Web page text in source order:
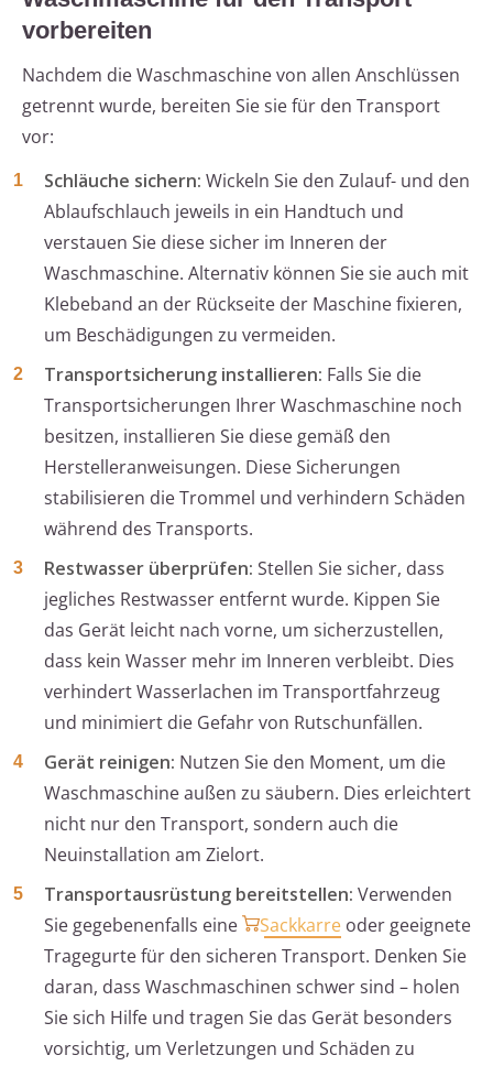
vorbereiten
Nachdem die Waschmaschine von allen Anschlüssen
getrennt wurde, bereiten Sie sie für den Transport
vor:
Schläuche sichern: Wickeln Sie den Zulauf- und den
Ablaufschlauch jeweils in ein Handtuch und
verstauen Sie diese sicher im Inneren der
Waschmaschine. Alternativ können Sie sie auch mit
Klebeband an der Rückseite der Maschine fixieren,
um Beschädigungen zu vermeiden.
Transportsicherung installieren: Falls Sie die
Transportsicherungen Ihrer Waschmaschine noch
besitzen, installieren Sie diese gemäß den
Herstelleranweisungen. Diese Sicherungen
stabilisieren die Trommel und verhindern Schäden
während des Transports.
Restwasser überprüfen: Stellen Sie sicher, dass
jegliches Restwasser entfernt wurde. Kippen Sie
das Gerät leicht nach vorne, um sicherzustellen,
dass kein Wasser mehr im Inneren verbleibt. Dies
verhindert Wasserlachen im Transportfahrzeug
und minimiert die Gefahr von Rutschunfällen.
Gerät reinigen: Nutzen Sie den Moment, um die
Waschmaschine außen zu säubern. Dies erleichtert
nicht nur den Transport, sondern auch die
Neuinstallation am Zielort.
Transportausrüstung bereitstellen: Verwenden
Sie gegebenenfalls eine
Sackkarre oder geeignete
Tragegurte für den sicheren Transport. Denken Sie
daran, dass Waschmaschinen schwer sind – holen
Sie sich Hilfe und tragen Sie das Gerät besonders
vorsichtig, um Verletzungen und Schäden zu